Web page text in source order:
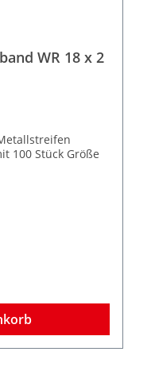
WR 18 x 2
100 Stück Größe